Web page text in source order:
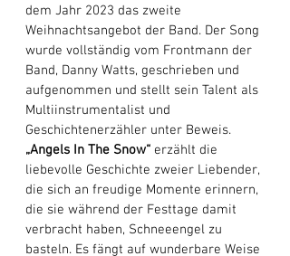
dem Jahr 2023 das zweite
Weihnachtsangebot der Band. Der Song
wurde vollständig vom Frontmann der
Band, Danny Watts, geschrieben und
aufgenommen und stellt sein Talent als
Multiinstrumentalist und
Geschichtenerzähler unter Beweis.
„Angels In The Snow“ erzählt die
liebevolle Geschichte zweier Liebender,
die sich an freudige Momente erinnern,
die sie während der Festtage damit
verbracht haben, Schneeengel zu
basteln. Es fängt auf wunderbare Weise